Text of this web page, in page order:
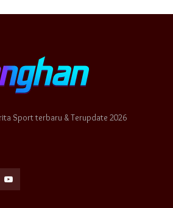
Sport terbaru & Terupdate 2026